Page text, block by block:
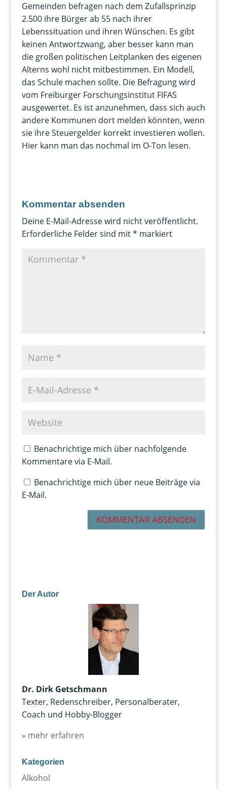
Gemeinden befragen nach dem Zufallsprinzip
2.500 ihre Bürger ab 55 nach ihrer
Lebenssituation und ihren Wünschen. Es gibt
keinen Antwortzwang, aber besser kann man
die großen politischen Leitplanken des eigenen
Alterns wohl nicht mitbestimmen. Ein Modell,
das Schule machen sollte. Die Befragung wird
vom Freiburger Forschungsinstitut FIFAS
ausgewertet. Es ist anzunehmen, dass sich auch
andere Kommunen dort melden könnten, wenn
sie ihre Steuergelder korrekt investieren wollen.
Hier kann man das nochmal im O-Ton lesen.
Kommentar absenden
Deine E-Mail-Adresse wird nicht veröffentlicht.
Erforderliche Felder sind mit* markiert
Benachrichtige mich über nachfolgende
Kommentare via E-Mail.
Benachrichtige mich über neue Beiträge via
E-Mail.
Der Autor
Dr. Dirk Getschmann
Texter, Redenschreiber, Personalberater,
Coach und Hobby-Blogger
» mehr erfahren
Kategorien
Alkohol